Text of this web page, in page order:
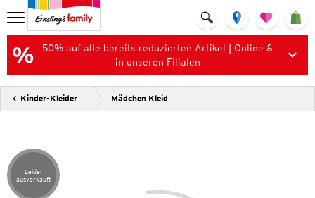
50% auf alle bereits reduzierten Artikel | Online &
in unseren Filialen
Kinder-Kleider Mädchen Kleid
Artikel leider ausverkauft
Leider
ausverkauft